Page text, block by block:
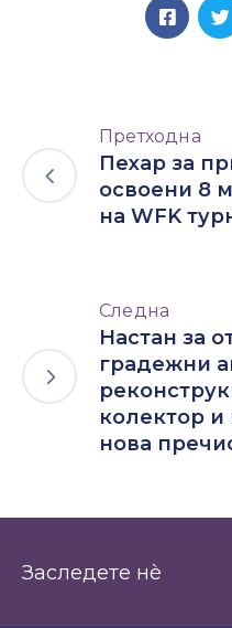
Претходна
Пехар за
освоени 8
на WFK
Следна
Настан за
градежни
колектор и
нова
Заследете нè